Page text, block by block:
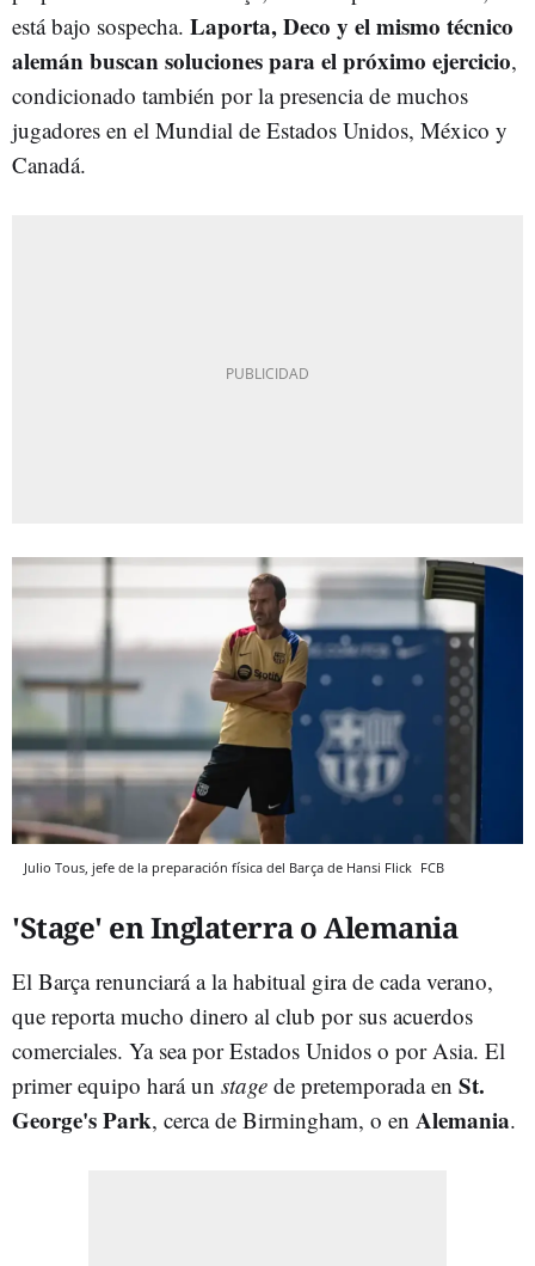
está bajo sospecha. Laporta, Deco y el mismo técnico
alemán buscan soluciones para el próximo ejercicio,
condicionado también por la presencia de muchos
jugadores en el Mundial de Estados Unidos, México y
Canadá.
Julio Tous, jefe de la preparación física del Barça de Hansi Flick FCB
'Stage' en Inglaterra o Alemania
El Barça renunciará a la habitual gira de cada verano,
que reporta mucho dinero al club por sus acuerdos
comerciales. Ya sea por Estados Unidos o por Asia. El
primer equipo hará un stage de pretemporada en St.
George's Park, cerca de Birmingham, o en Alemania.